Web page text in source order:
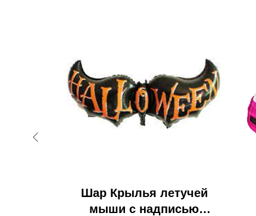
Шар Крылья летучей
мыши с надписью